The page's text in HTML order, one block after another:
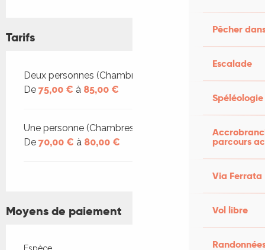
Pêcher
Escalade
Spéléologie
parcours
Via Ferrata
Vol libre
Tarifs
Tarifs 2026
Deux personnes (Chambres d'hôtes)
De 75,00 € à 85,00 €
Une personne (Chambres d'hôtes)
De 70,00 € à 80,00 €
Moyens de paiement